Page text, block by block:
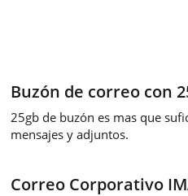
Buzón de correo con
25gb de buzón es mas que
mensajes y adjuntos.
Correo Corporativo